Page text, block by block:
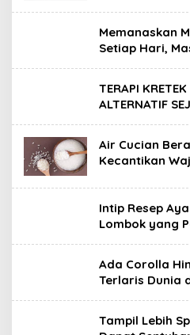
Memanaskan
Setiap Hari,
TERAPI
ALTERNATIF
Air Cucian
Kecantikan
Intip Resep
Lombok yang
Ada Corolla
Terlaris Dunia
Tampil Lebih